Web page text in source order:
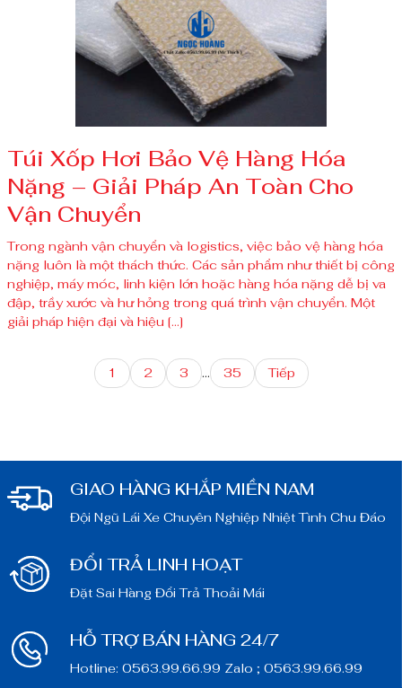
Túi Xốp Hơi Bảo Vệ Hàng Hóa
Nặng – Giải Pháp An Toàn Cho
Vận Chuyển
Trong ngành vận chuyển và logistics, việc bảo vệ hàng hóa
nặng luôn là một thách thức. Các sản phẩm như thiết bị công
nghiệp, máy móc, linh kiện lớn hoặc hàng hóa nặng dễ bị va
đập, trầy xước và hư hỏng trong quá trình vận chuyển. Một
giải pháp hiện đại và hiệu […]
1 2 3 … 35 Tiếp
GIAO HÀNG KHẮP MIỀN NAM
Đội Ngũ Lái Xe Chuyên Nghiệp Nhiệt Tình Chu Đáo
ĐỔI TRẢ LINH HOẠT
Đặt Sai Hàng Đổi Trả Thoải Mái
HỖ TRỢ BÁN HÀNG 24/7
Hotline: 0563.99.66.99 Zalo ; 0563.99.66.99